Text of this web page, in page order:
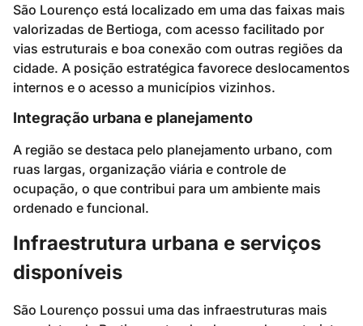
São Lourenço está localizado em uma das faixas mais
valorizadas de Bertioga, com acesso facilitado por
vias estruturais e boa conexão com outras regiões da
cidade. A posição estratégica favorece deslocamentos
internos e o acesso a municípios vizinhos.
Integração urbana e planejamento
A região se destaca pelo planejamento urbano, com
ruas largas, organização viária e controle de
ocupação, o que contribui para um ambiente mais
ordenado e funcional.
Infraestrutura urbana e serviços
disponíveis
São Lourenço possui uma das infraestruturas mais